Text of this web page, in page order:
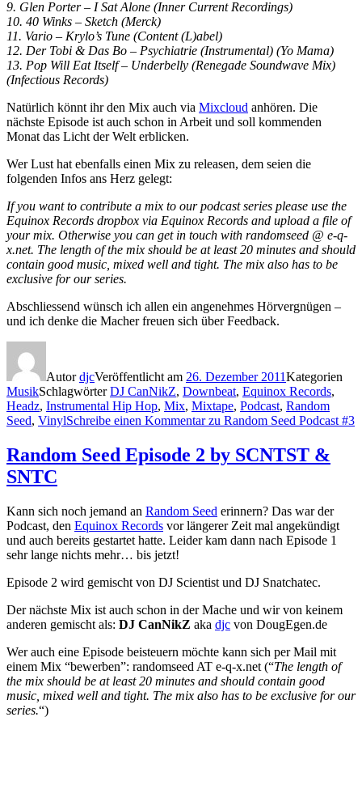
9. Glen Porter – I Sat Alone (Inner Current Recordings)
10. 40 Winks – Sketch (Merck)
11. Vario – Krylo’s Tune (Content (L)abel)
12. Der Tobi & Das Bo – Psychiatrie (Instrumental) (Yo Mama)
13. Pop Will Eat Itself – Underbelly (Renegade Soundwave Mix)
(Infectious Records)
Natürlich könnt ihr den Mix auch via Mixcloud anhören. Die
nächste Episode ist auch schon in Arbeit und soll kommenden
Monat das Licht der Welt erblicken.
Wer Lust hat ebenfalls einen Mix zu releasen, dem seien die
folgenden Infos ans Herz gelegt:
If you want to contribute a mix to our podcast series please use the
Equinox Records dropbox via Equinox Records and upload a file of
your mix. Otherwise you can get in touch with randomseed @ e-q-
x.net. The length of the mix should be at least 20 minutes and should
contain good music, mixed well and tight. The mix also has to be
exclusive for our series.
Abschliessend wünsch ich allen ein angenehmes Hörvergnügen –
und ich denke die Macher freuen sich über Feedback.
AutordjcVeröffentlicht am 26. Dezember 2011Kategorien
MusikSchlagwörterDJ CanNikZ, Downbeat, Equinox Records,
Headz, Instrumental Hip Hop, Mix, Mixtape, Podcast, Random
Seed, VinylSchreibe einen Kommentarzu Random Seed Podcast #3
Random Seed Episode 2 by SCNTST &
SNTC
Kann sich noch jemand an Random Seed erinnern? Das war der
Podcast, den Equinox Records vor längerer Zeit mal angekündigt
und auch bereits gestartet hatte. Leider kam dann nach Episode 1
sehr lange nichts mehr… bis jetzt!
Episode 2 wird gemischt von DJ Scientist und DJ Snatchatec.
Der nächste Mix ist auch schon in der Mache und wir von keinem
anderen gemischt als: DJ CanNikZ aka djc von DougEgen.de
Wer auch eine Episode beisteuern möchte kann sich per Mail mit
einem Mix “bewerben”: randomseed AT e-q-x.net (“The length of
the mix should be at least 20 minutes and should contain good
music, mixed well and tight. The mix also has to be exclusive for our
series.“)